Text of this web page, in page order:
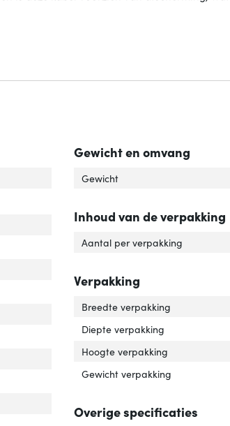
Gewicht en omvang
Gewicht
Inhoud van de verpakking
Aantal per verpakking
Verpakking
Breedte verpakking
Diepte verpakking
Hoogte verpakking
Gewicht verpakking
Overige specificaties